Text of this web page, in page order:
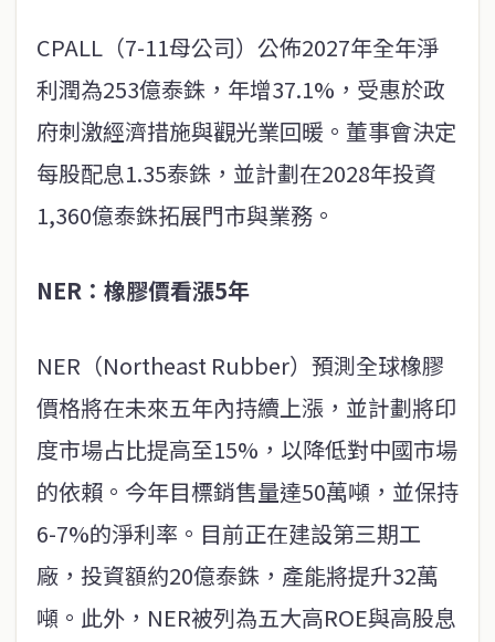
CPALL（7-11母公司）公佈2027年全年淨
利潤為253億泰銖，年增37.1%，受惠於政
府刺激經濟措施與觀光業回暖。董事會決定
每股配息1.35泰銖，並計劃在2028年投資
1,360億泰銖拓展門市與業務。
NER：橡膠價看漲5年
NER（Northeast Rubber）預測全球橡膠
價格將在未來五年內持續上漲，並計劃將印
度市場占比提高至15%，以降低對中國市場
的依賴。今年目標銷售量達50萬噸，並保持
6-7%的淨利率。目前正在建設第三期工
廠，投資額約20億泰銖，產能將提升32萬
噸。此外，NER被列為五大高ROE與高股息